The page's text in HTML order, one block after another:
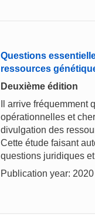
Questions
ressources
Deuxième édition
Il arrive
opérationnelles et
divulgation des
Cette étude faisant
questions juridiques
Publication year: 2020